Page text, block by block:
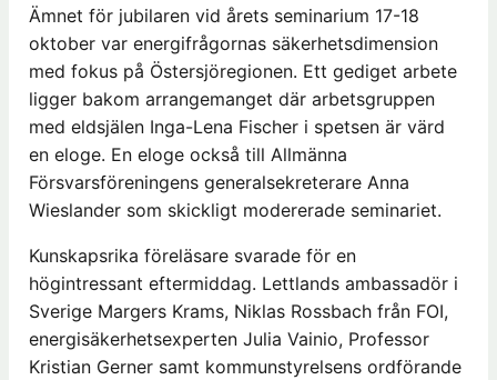
Ämnet för jubilaren vid årets seminarium 17-18
oktober var energifrågornas säkerhetsdimension
med fokus på Östersjöregionen. Ett gediget arbete
ligger bakom arrangemanget där arbetsgruppen
med eldsjälen Inga-Lena Fischer i spetsen är värd
en eloge. En eloge också till Allmänna
Försvarsföreningens generalsekreterare Anna
Wieslander som skickligt modererade seminariet.
Kunskapsrika föreläsare svarade för en
högintressant eftermiddag. Lettlands ambassadör i
Sverige Margers Krams, Niklas Rossbach från FOI,
energisäkerhetsexperten Julia Vainio, Professor
Kristian Gerner samt kommunstyrelsens ordförande